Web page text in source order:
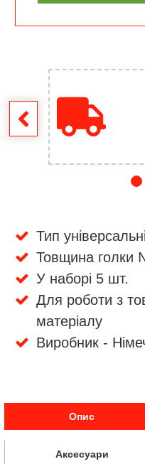
Тип універсальні
Товщина голки
У наборі 5 шт.
Для роботи з
матеріалу
Виробник -
Опис
Аксесуари